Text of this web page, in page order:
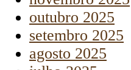
outubro 2025
setembro 2025
agosto 2025